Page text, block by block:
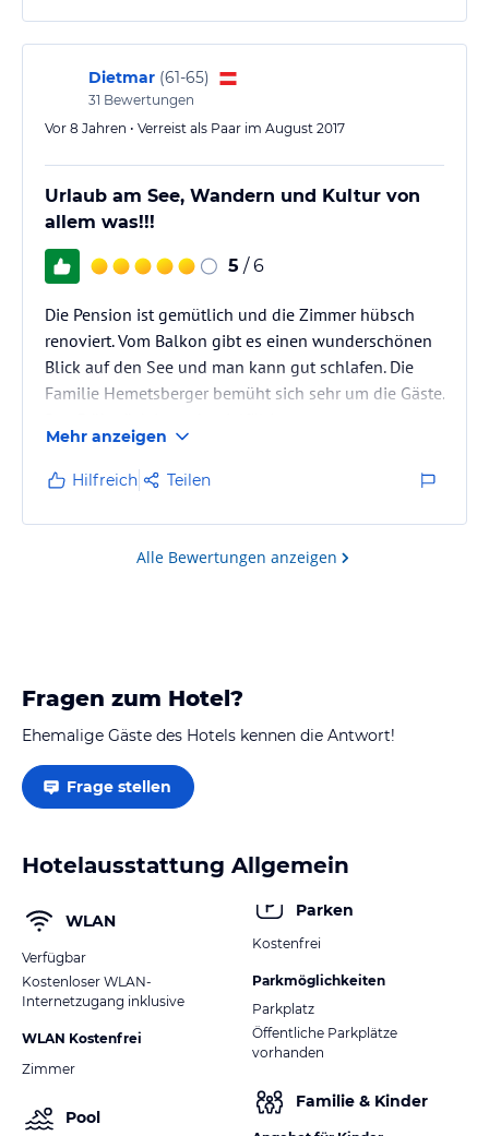
ebenso leicht erreichbar sind Ausflugsziele im Salzkammergut, wie
Bad Ischl, Wolfgangsee, Hallstatt, Dachstein mit seinen Eishöhlen,
einige Freizeitparks, Museen uvm.
Hoteliers-/Veranstalter-/Kataloginformationen. Alle Angaben
jeweiligen Veranstalters.
Dietmar (61-65)
31 Bewertungen
Vor 8 Jahren • Verreist als Paar im August 2017
Urlaub am See, Wandern und Kultur von
allem was!!!
5 / 6
Die Pension ist gemütlich und die Zimmer hübsch
renoviert. Vom Balkon gibt es einen wunderschönen
Blick auf den See und man kann gut schlafen. Die
Familie Hemetsberger bemüht sich sehr um die Gäste.
Mehr anzeigen
Hilfreich Teilen
Alle Bewertungen anzeigen
Fragen zum Hotel?
Ehemalige Gäste des Hotels kennen die Antwort!
Frage stellen
Hotelausstattung Allgemein
WLAN
Verfügbar
Kostenloser WLAN-
Internetzugang inklusive
WLAN Kostenfrei
Zimmer
Pool
Parken
Kostenfrei
Parkmöglichkeiten
Parkplatz
Öffentliche Parkplätze
vorhanden
Familie & Kinder